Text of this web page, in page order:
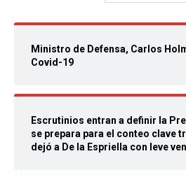
Ministro de Defensa, Carlos
Covid-19
Escrutinios entran a definir la
se prepara para el conteo clave
dejó a De la Espriella con leve